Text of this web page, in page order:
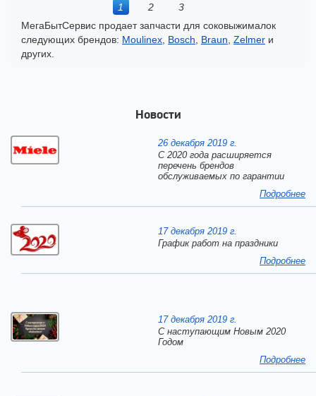
1 2
3
МегаБытСервис продает запчасти для соковыжималок
следующих брендов: Moulinex Bosch Braun Zelmer и
других.
Новости
26 декабря 2019 г.
С 2020 года расширяется
перечень брендов
обслуживаемых по гарантии
Подробнее
17 декабря 2019 г.
График работ на праздники
Подробнее
17 декабря 2019 г.
C наступающим Новым 2020
Годом
Подробнее